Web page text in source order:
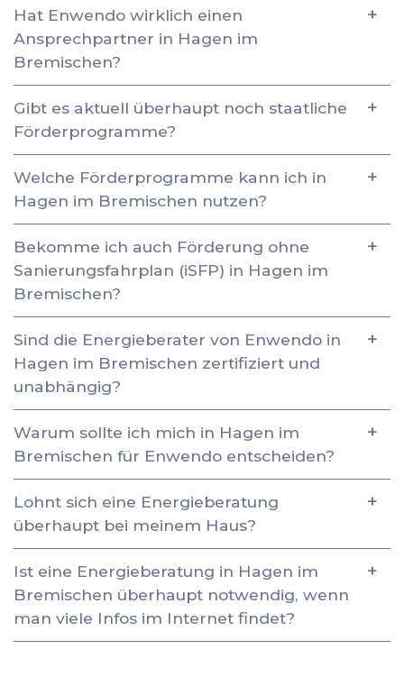
Hat Enwendo wirklich einen
Ansprechpartner in Hagen im
Bremischen?
Gibt es aktuell überhaupt noch staatliche
Förderprogramme?
Welche Förderprogramme kann ich in
Hagen im Bremischen nutzen?
Bekomme ich auch Förderung ohne
Sanierungsfahrplan (iSFP) in Hagen im
Bremischen?
Sind die Energieberater von Enwendo in
Hagen im Bremischen zertifiziert und
unabhängig?
Warum sollte ich mich in Hagen im
Bremischen für Enwendo entscheiden?
Lohnt sich eine Energieberatung
überhaupt bei meinem Haus?
Ist eine Energieberatung in Hagen im
Bremischen überhaupt notwendig, wenn
man viele Infos im Internet findet?